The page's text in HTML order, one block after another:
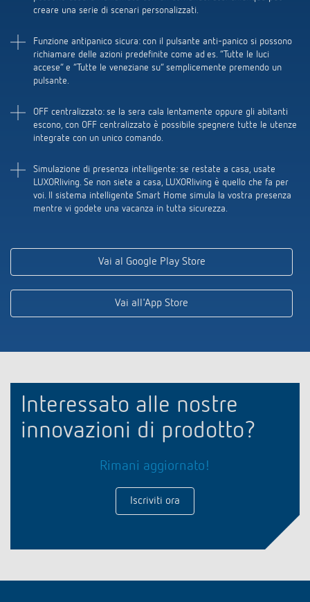
creare una serie di scenari personalizzati.
Funzione antipanico sicura: con il pulsante anti-panico si possono
richiamare delle azioni predefinite come ad es. “Tutte le luci
accese” e “Tutte le veneziane su” semplicemente premendo un
pulsante.
OFF centralizzato: se la sera cala lentamente oppure gli abitanti
escono, con OFF centralizzato è possibile spegnere tutte le utenze
integrate con un unico comando.
Simulazione di presenza intelligente: se restate a casa, usate
LUXORliving. Se non siete a casa, LUXORliving è quello che fa per
voi. Il sistema intelligente Smart Home simula la vostra presenza
mentre vi godete una vacanza in tutta sicurezza.
Vai al Google Play Store
Vai all'App Store
Interessato alle nostre
innovazioni di prodotto?
Rimani aggiornato!
Iscriviti ora